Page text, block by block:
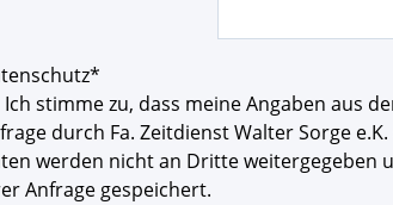
*
Ich stimme zu, dass meine Angaben aus
durch Fa. Zeitdienst Walter Sorge
werden nicht an Dritte weitergegeben
Anfrage gespeichert.